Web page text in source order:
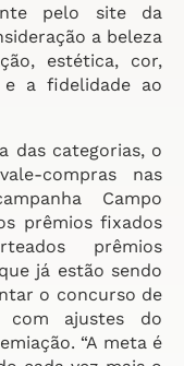
pelo site da
a beleza
estética, cor,
e a fidelidade ao
das categorias, o
compras nas
Campo
prêmios fixados
prêmios
já estão sendo
o concurso de
com ajustes do
“A meta é